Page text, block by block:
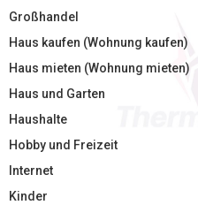
Großhandel
Haus kaufen (Wohnung kaufen)
Haus mieten (Wohnung mieten)
Haus und Garten
Haushalte
Hobby und Freizeit
Internet
Kinder